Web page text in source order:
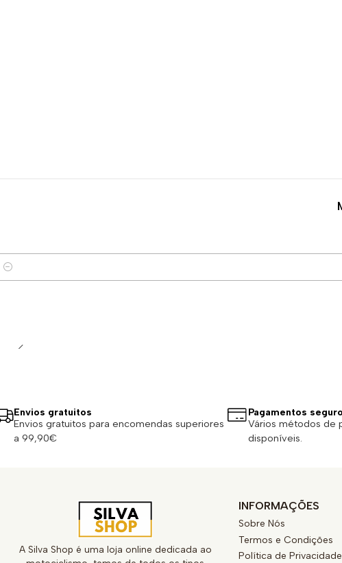
Envios gratuitos
Envios gratuitos para encomendas superiores
a 99,90€
Pagamentos
Vários métodos de
disponíveis.
A Silva Shop é uma loja online dedicada ao
INFORMAÇÕES
Sobre Nós
Termos e Condições
Política de Privacidade